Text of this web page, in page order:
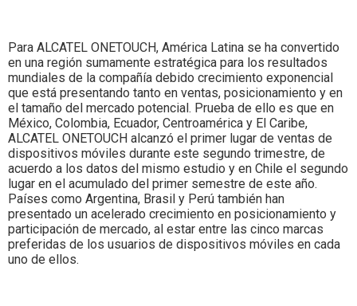
Para ALCATEL ONETOUCH, América Latina se ha convertido
en una región sumamente estratégica para los resultados
mundiales de la compañía debido crecimiento exponencial
que está presentando tanto en ventas, posicionamiento y en
el tamaño del mercado potencial. Prueba de ello es que en
México, Colombia, Ecuador, Centroamérica y El Caribe,
ALCATEL ONETOUCH alcanzó el primer lugar de ventas de
dispositivos móviles durante este segundo trimestre, de
acuerdo a los datos del mismo estudio y en Chile el segundo
lugar en el acumulado del primer semestre de este año.
Países como Argentina, Brasil y Perú también han
presentado un acelerado crecimiento en posicionamiento y
participación de mercado, al estar entre las cinco marcas
preferidas de los usuarios de dispositivos móviles en cada
uno de ellos.